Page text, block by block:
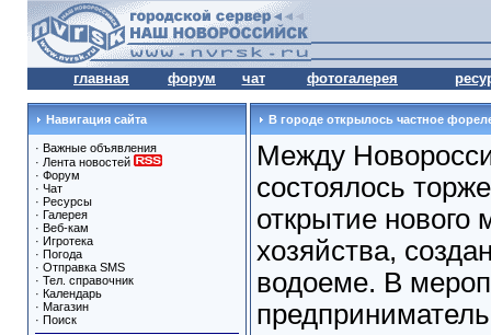
главная форум чат фотогалерея
Навигация сайта
· Важные объявления
· Лента новостей
· Форум
· Чат
· Ресурсы
· Галерея
· Веб-кам
· Игротека
· Погода
· Отправка SMS
· Тел. справочник
· Календарь
· Магазин
· Поиск
В городе открылось частное
Между
состоялось
открытие нового
хозяйства,
водоеме. В